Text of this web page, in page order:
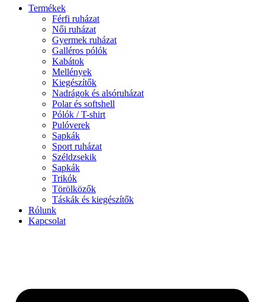
Termékek
Férfi ruházat
Női ruházat
Gyermek ruházat
Galléros pólók
Kabátok
Mellények
Kiegészítők
Nadrágok és alsóruházat
Polar és softshell
Pólók / T-shirt
Pulóverek
Sapkák
Sport ruházat
Széldzsekik
Sapkák
Trikók
Törölközők
Táskák és kiegészítők
Rólunk
Kapcsolat